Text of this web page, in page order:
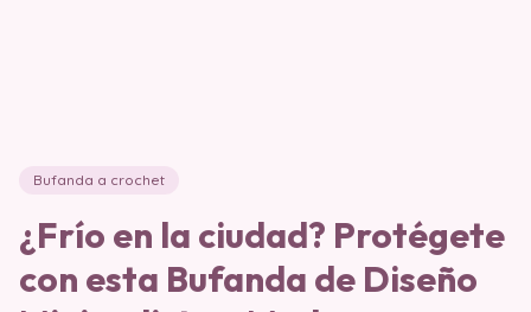
Bufanda a crochet
¿Frío en la ciudad? Protégete
con esta Bufanda de Diseño